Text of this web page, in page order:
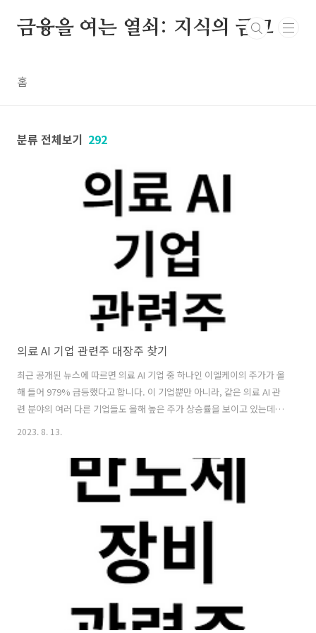
금융을 여는 열쇠: 지식의 금고
홈
분류 전체보기 292
의료 AI 기업 관련주 대장주 찾기
최근 공개된 뉴스에 따르면 의료 AI 기업 중 하나인 이엘케이의 주가가 올
해 들어 979% 급등했다고 합니다. 이 기업뿐만 아니라, 같은 의료 AI 관
련 분야의 여러 다른 기업들도 올해 높은 주가 상승률을 보이고 있는데
요. 관련해 많은 전문가의 말에 따르면, 2차 전지가 현재 우세 종목인 가
것으로 예상하고 있다고 합니다. 특히, 앞서 말한 의료 AI 기업인 제이엘
케이의 경우 국내 상상된 주식 중에서 상승률이 에코프로 다음이라고 합
니다. 이와 같은 현상은 금융투자업계 전문가들의 말에 따르면 생성형 AI
이라고 합니다. 과거 입력된 정보를 바탕으로 이 환자에 대한..
2023. 8. 13.